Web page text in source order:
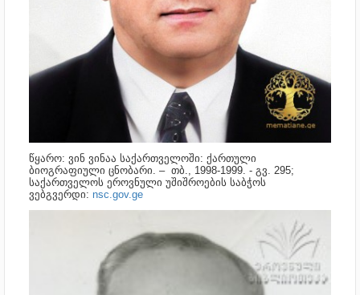
წყარო: ვინ ვინაა საქართველოში: ქართული
ბიოგრაფიული ცნობარი. – თბ., 1998-1999. - გვ. 295;
საქართველოს ეროვნული უშიშროების საბჭოს
ვებგვერდი: nsc.gov.ge